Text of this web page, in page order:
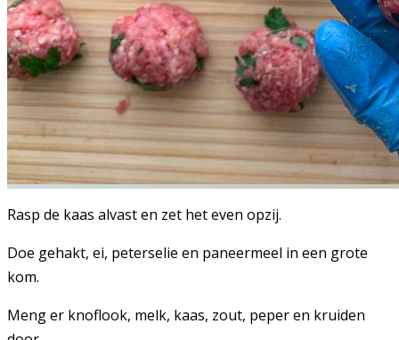
Rasp de kaas alvast en zet het even opzij.
Doe gehakt, ei, peterselie en paneermeel in een grote
kom.
Meng er knoflook, melk, kaas, zout, peper en kruiden